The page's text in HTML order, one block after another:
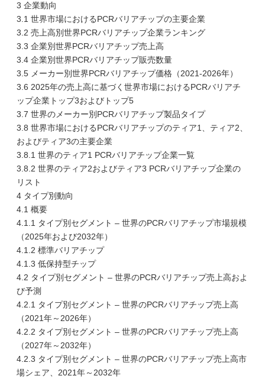
3 企業動向
3.1 世界市場におけるPCRバリアチップの主要企業
3.2 売上高別世界PCRバリアチップ企業ランキング
3.3 企業別世界PCRバリアチップ売上高
3.4 企業別世界PCRバリアチップ販売数量
3.5 メーカー別世界PCRバリアチップ価格（2021-2026年）
3.6 2025年の売上高に基づく世界市場におけるPCRバリアチ
ップ企業トップ3およびトップ5
3.7 世界のメーカー別PCRバリアチップ製品タイプ
3.8 世界市場におけるPCRバリアチップのティア1、ティア2、
およびティア3の主要企業
3.8.1 世界のティア1 PCRバリアチップ企業一覧
3.8.2 世界のティア2およびティア3 PCRバリアチップ企業の
リスト
4 タイプ別動向
4.1 概要
4.1.1 タイプ別セグメント – 世界のPCRバリアチップ市場規模
（2025年および2032年）
4.1.2 標準バリアチップ
4.1.3 低保持型チップ
4.2 タイプ別セグメント – 世界のPCRバリアチップ売上高およ
び予測
4.2.1 タイプ別セグメント – 世界のPCRバリアチップ売上高
（2021年～2026年）
4.2.2 タイプ別セグメント – 世界のPCRバリアチップ売上高
（2027年～2032年）
4.2.3 タイプ別セグメント – 世界のPCRバリアチップ売上高市
場シェア、2021年～2032年